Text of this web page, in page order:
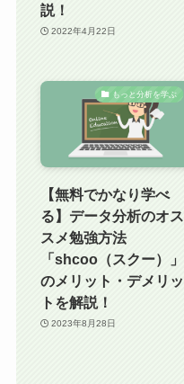
説！
2022年4月22日
もっと分析を学ぶ
【無料でかなり学べ
る】データ分析のオス
スメ勉強方法
「shcoo（スクー）」
のメリット・デメリッ
トを解説！
2023年8月28日